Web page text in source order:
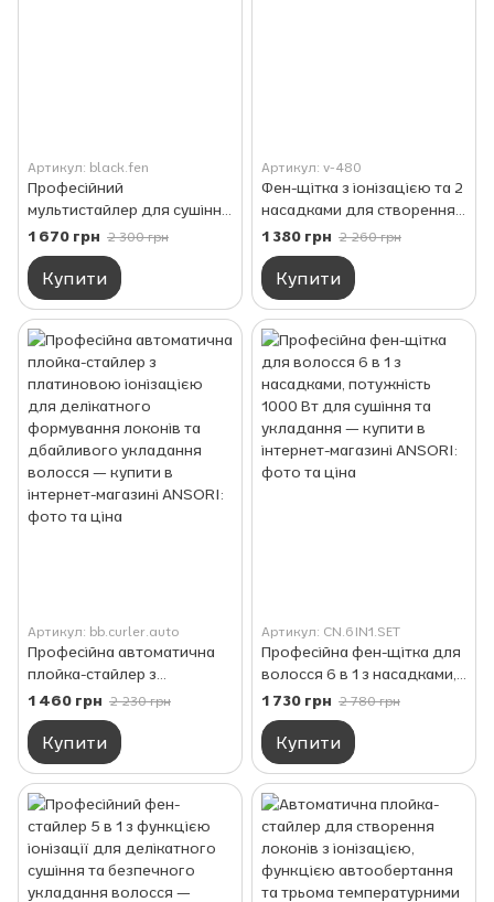
Артикул: black.fen
Професійний
мультистайлер для сушіння
та ідеальної укладки
волосся з 6 насадками
1 670 грн 2 300 грн
Купити
Артикул: v-480
Фен-щітка з іонізацією та 2
насадками для створення
природного об'єму
1 380 грн 2 260 грн
Купити
Артикул: bb.curler.auto
Професійна автоматична
плойка-стайлер з
платиновою іонізацією
для делікатного
формування локонів та
дбайливого укладання
волосся
1 460 грн 2 230 грн
Купити
Артикул: CN.6IN1.SET
Професійна фен-щітка для
волосся 6 в 1 з насадками,
потужність 1000 Вт для
сушіння та укладання
1 730 грн 2 780 грн
Купити